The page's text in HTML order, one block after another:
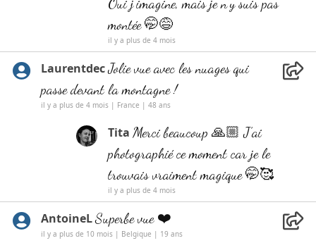
Oui j’imagine, mais je n’y suis pas
montée 🤭😅
il y a plus de 4 mois
LaurentdecJolie vue avec les nuages qui
passe devant la montagne !
il y a plus de 4 mois | France | 48 ans
Tita Merci beaucoup 🙏🏼 J’ai
photographié ce moment car je le
trouvais vraiment magique 🤭🥰
il y a plus de 4 mois
AntoineLSuperbe vue ❤️
il y a plus de 10 mois | Belgique | 19 ans